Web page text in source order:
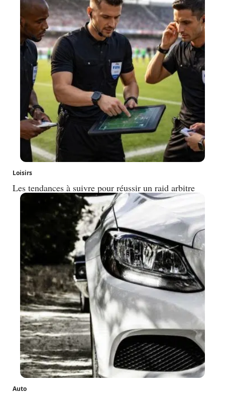
Loisirs
Les tendances à suivre pour réussir un raid arbitre
Auto